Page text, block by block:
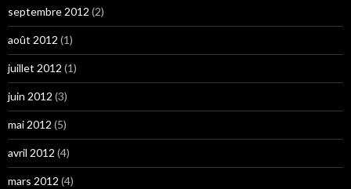
septembre 2012 (2)
août 2012 (1)
juillet 2012 (1)
juin 2012 (3)
mai 2012 (5)
avril 2012 (4)
mars 2012 (4)